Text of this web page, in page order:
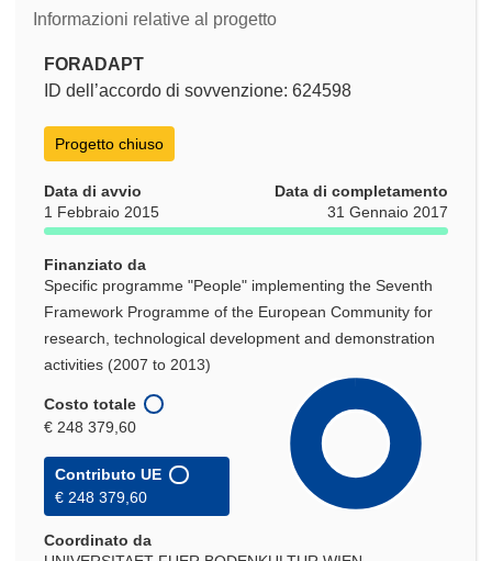
Informazioni relative al progetto
FORADAPT
ID dell’accordo di sovvenzione: 624598
Progetto chiuso
Data di avvio
1 Febbraio 2015
Data di completamento
31 Gennaio 2017
Finanziato da
Specific programme "People" implementing the Seventh
Framework Programme of the European Community for
research, technological development and demonstration
activities (2007 to 2013)
Costo totale
€ 248 379,60
Contributo UE
€ 248 379,60
Coordinato da